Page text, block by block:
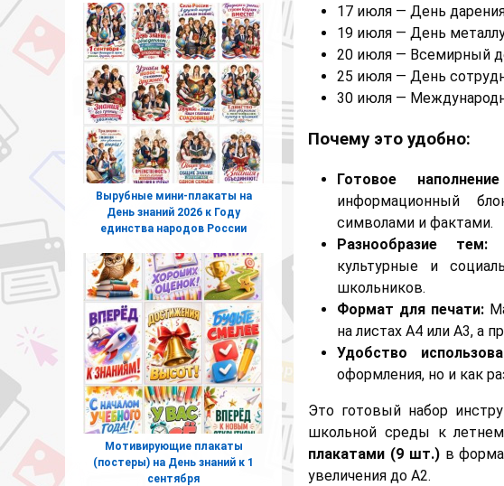
17 июля — День
19 июля — День
20 июля — Всемирный
25 июля — День
30 июля —
Почему это удобно:
Готовое
информационный
символами и фактами.
Разнообразие тем:
культурные и
школьников.
Формат для печати:
на листах А4 или А3, а
Удобство
оформления, но и как
Это готовый набор
школьной среды к
плакатами (9 шт.)в
увеличения до A2.
Вырубные мини-плакаты на
День знаний 2026 к Году
единства народов России
Мотивирующие плакаты
(постеры) на День знаний к 1
сентября